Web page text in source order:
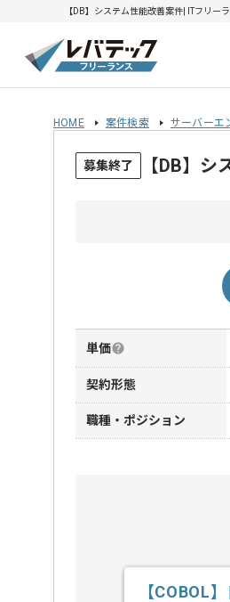
【DB】システム性能改善案件| ITフリ
HOME 案件検索 サーバーエ
募集終了 【DB】
単価
契約形態
職種・ポジション
【COBOL